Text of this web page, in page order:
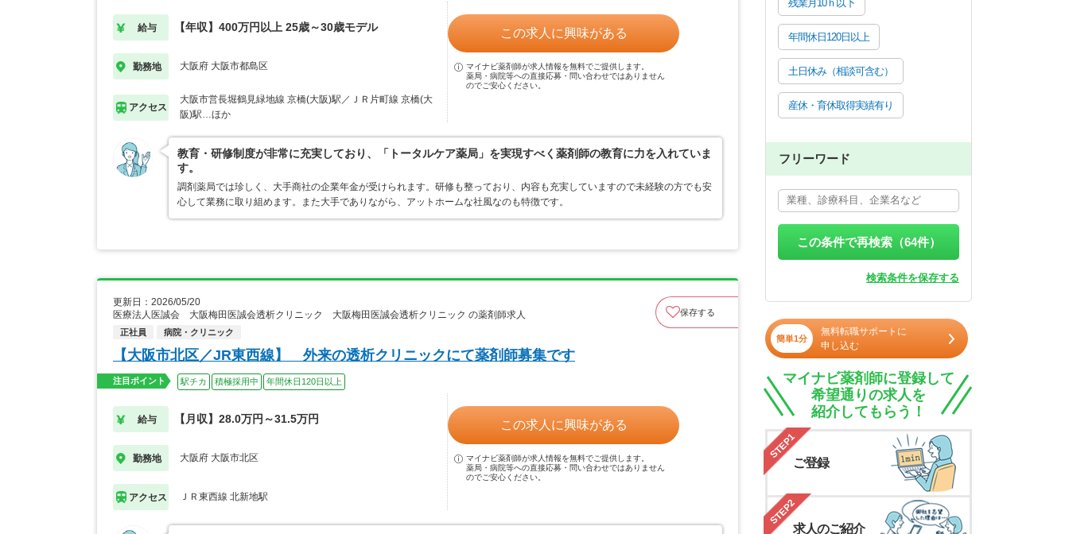
給与 【年収】400万円以上 25歳～30歳モデル
勤務地 大阪府 大阪市都島区
アクセス
大阪市営長堀鶴見緑地線 京橋(大阪)駅／ＪＲ片町線 京橋(大
阪)駅…ほか
この求人に興味がある
マイナビ薬剤師が求人情報を無料でご提供します。
薬局・病院等への直接応募・問い合わせではありません
のでご安心ください。
教育・研修制度が非常に充実しており、「トータルケア薬局」を実現すべく薬剤師の教育に力を入れていま
す。
調剤薬局では珍しく、大手商社の企業年金が受けられます。研修も整っており、内容も充実していますので未経験の方でも安
心して業務に取り組めます。また大手でありながら、アットホームな社風なのも特徴です。
更新日：2026/05/20
医療法人医誠会 大阪梅田医誠会透析クリニック 大阪梅田医誠会透析クリニック の薬剤師求人
正社員 病院・クリニック
保存する
【大阪市北区／JR東西線】 外来の透析クリニックにて薬剤師募集です
注目ポイント 駅チカ 積極採用中 年間休日120日以上
給与 【月収】28.0万円～31.5万円
勤務地 大阪府 大阪市北区
アクセス ＪＲ東西線 北新地駅
この求人に興味がある
マイナビ薬剤師が求人情報を無料でご提供します。
薬局・病院等への直接応募・問い合わせではありません
のでご安心ください。
残業月10ｈ以下
年間休日120日以上
土日休み（相談可含む）
産休・育休取得実績有り
フリーワード
この条件で再検索（64件）
検索条件を保存する
簡単1分
無料転職サポートに
申し込む
マイナビ薬剤師に登録して
希望通りの求人を
紹介してもらう！
STEP1
ご登録
STEP2
求人のご紹介